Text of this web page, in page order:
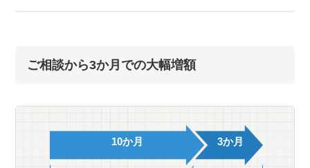
ご相談から3か月での大幅増額
10か月 3か月